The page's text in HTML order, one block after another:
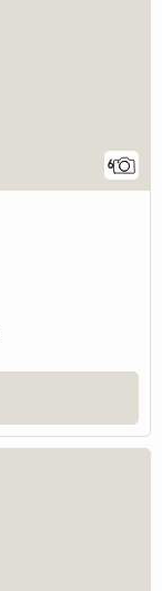
6